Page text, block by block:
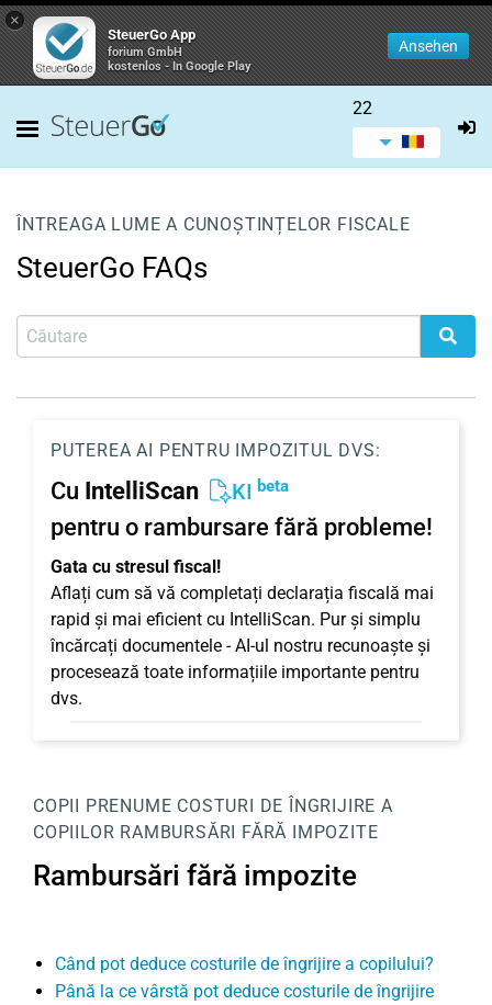
×
SteuerGo App
forium GmbH
kostenlos - In Google Play
Ansehen
22
ÎNTREAGA LUME A CUNOȘTINȚELOR FISCALE
SteuerGo FAQs
PUTEREA AI PENTRU IMPOZITUL DVS:
Cu IntelliScan KI beta
pentru o rambursare fără probleme!
Gata cu stresul fiscal!
Aflați cum să vă completați declarația fiscală mai
rapid și mai eficient cu IntelliScan. Pur și simplu
încărcați documentele - AI-ul nostru recunoaște și
procesează toate informațiile importante pentru
dvs.
COPII PRENUME COSTURI DE ÎNGRIJIRE A
COPIILOR RAMBURSĂRI FĂRĂ IMPOZITE
Rambursări fără impozite
Când pot deduce costurile de îngrijire a copilului?
Până la ce vârstă pot deduce costurile de îngrijire